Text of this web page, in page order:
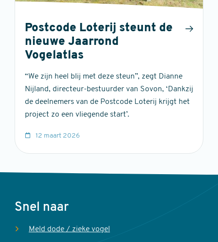
Postcode Loterij steunt de
nieuwe Jaarrond
Vogelatlas
“We zijn heel blij met deze steun”, zegt Dianne
Nijland, directeur-bestuurder van Sovon, ‘Dankzij
de deelnemers van de Postcode Loterij krijgt het
project zo een vliegende start’.
12 maart 2026
Voet
Snel naar
Meld dode / zieke vogel